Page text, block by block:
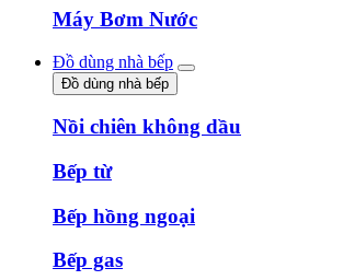
Máy Bơm Nước
Đồ dùng nhà bếp
Đồ dùng nhà bếp
Nồi chiên không dầu
Bếp từ
Bếp hồng ngoại
Bếp gas